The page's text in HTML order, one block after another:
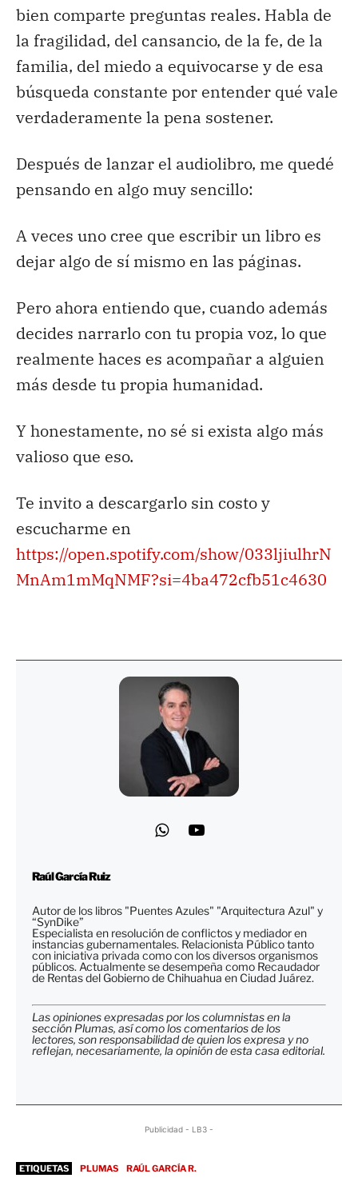
bien comparte preguntas reales. Habla de
la fragilidad, del cansancio, de la fe, de la
familia, del miedo a equivocarse y de esa
búsqueda constante por entender qué vale
verdaderamente la pena sostener.
Después de lanzar el audiolibro, me quedé
pensando en algo muy sencillo:
A veces uno cree que escribir un libro es
dejar algo de sí mismo en las páginas.
Pero ahora entiendo que, cuando además
decides narrarlo con tu propia voz, lo que
realmente haces es acompañar a alguien
más desde tu propia humanidad.
Y honestamente, no sé si exista algo más
valioso que eso.
Te invito a descargarlo sin costo y
escucharme en
https://open.spotify.com/show/033ljiulhrN
MnAm1mMqNMF?si=4ba472cfb51c4630
Raúl García Ruiz
Autor de los libros "Puentes Azules" "Arquitectura Azul" y
“SynDike”
Especialista en resolución de conflictos y mediador en
instancias gubernamentales. Relacionista Público tanto
con iniciativa privada como con los diversos organismos
públicos. Actualmente se desempeña como Recaudador
de Rentas del Gobierno de Chihuahua en Ciudad Juárez.
Las opiniones expresadas por los columnistas en la
sección Plumas, así como los comentarios de los
lectores, son responsabilidad de quien los expresa y no
reflejan, necesariamente, la opinión de esta casa editorial.
Publicidad - LB3 -
ETIQUETAS PLUMAS RAÚL GARCÍA R.